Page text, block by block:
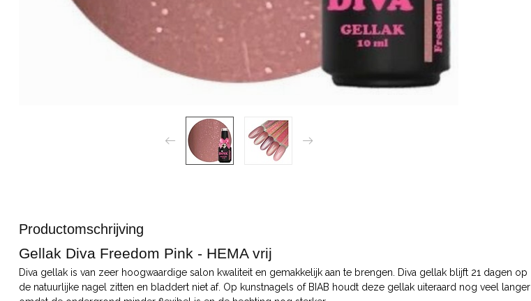
Productomschrijving
Gellak Diva Freedom Pink - HEMA vrij
Diva gellak is van zeer hoogwaardige salon kwaliteit en gemakkelijk aan te brengen. Diva gellak blijft 21 dagen op
de natuurlijke nagel zitten en bladdert niet af. Op kunstnagels of BIAB houdt deze gellak uiteraard nog veel langer